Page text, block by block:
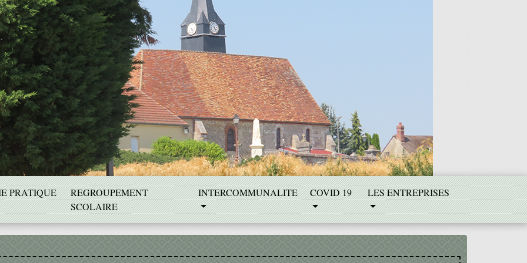
PRATIQUE
REGROUPEMENT
SCOLAIRE
INTERCOMMUNALITE COVID 19 LES ENTREPRISES